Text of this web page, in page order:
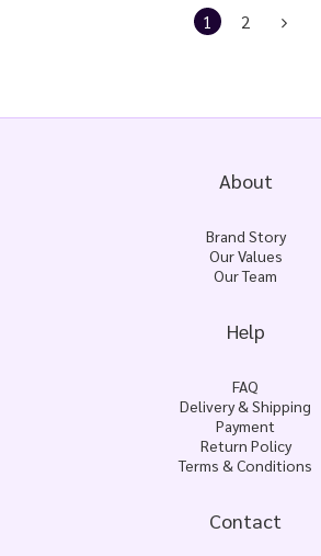
1 2
About
Brand Story
Our Values
Our Team
Help
FAQ
Delivery & Shipping
Payment
Return Policy
Terms & Conditions
Contact